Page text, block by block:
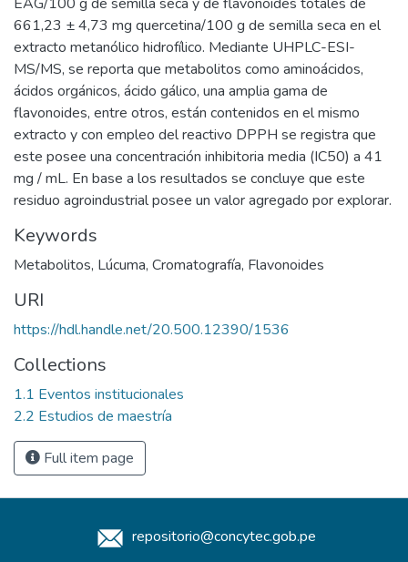
661,23 ± 4,73 mg quercetina/100 g de semilla seca en el
extracto metanólico hidrofílico. Mediante UHPLC-ESI-
MS/MS, se reporta que metabolitos como aminoácidos,
ácidos orgánicos, ácido gálico, una amplia gama de
flavonoides, entre otros, están contenidos en el mismo
extracto y con empleo del reactivo DPPH se registra que
este posee una concentración inhibitoria media (IC50) a 41
mg / mL. En base a los resultados se concluye que este
residuo agroindustrial posee un valor agregado por explorar.
Keywords
Metabolitos, Lúcuma, Cromatografía, Flavonoides
URI
https://hdl.handle.net/20.500.12390/1536
Collections
1.1 Eventos institucionales
2.2 Estudios de maestría
Full item page
repositorio@concytec.gob.pe